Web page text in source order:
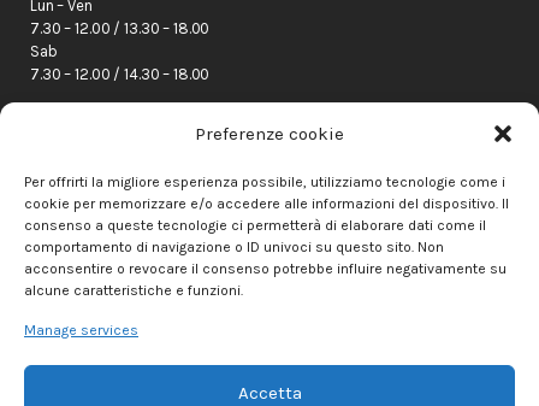
Preferenze cookie
Per offrirti la migliore esperienza possibile, utilizziamo tecnologie come i
cookie per memorizzare e/o accedere alle informazioni del dispositivo. Il
consenso a queste tecnologie ci permetterà di elaborare dati come il
comportamento di navigazione o ID univoci su questo sito. Non
acconsentire o revocare il consenso potrebbe influire negativamente su
alcune caratteristiche e funzioni.
Manage services
Accetta
Lun – Ven
7.30 – 12.00 / 13.30 – 18.00
Sab
7.30 – 12.00 / 14.30 – 18.00
43039 Salsomaggiore Terme (PR)
Telefono: 0524 573111
0524 578993 (Ceramiche)
ufficio.tecnico@centroedilesalso.com
Diego Cattani – 348 7219869
CHIAMACI DIRETTAMENTE